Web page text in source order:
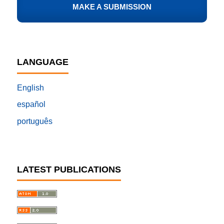
MAKE A SUBMISSION
LANGUAGE
English
español
português
LATEST PUBLICATIONS